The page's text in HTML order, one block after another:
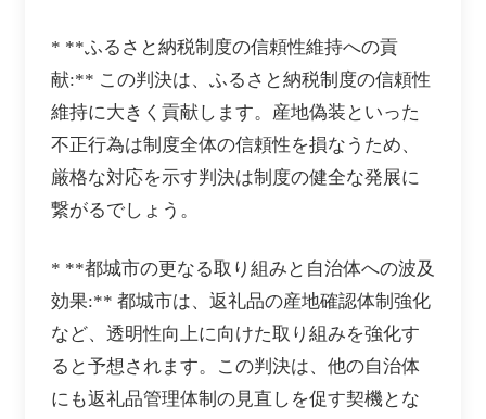
* **ふるさと納税制度の信頼性維持への貢
献:** この判決は、ふるさと納税制度の信頼性
維持に大きく貢献します。産地偽装といった
不正行為は制度全体の信頼性を損なうため、
厳格な対応を示す判決は制度の健全な発展に
繋がるでしょう。
* **都城市の更なる取り組みと自治体への波及
効果:** 都城市は、返礼品の産地確認体制強化
など、透明性向上に向けた取り組みを強化す
ると予想されます。この判決は、他の自治体
にも返礼品管理体制の見直しを促す契機とな